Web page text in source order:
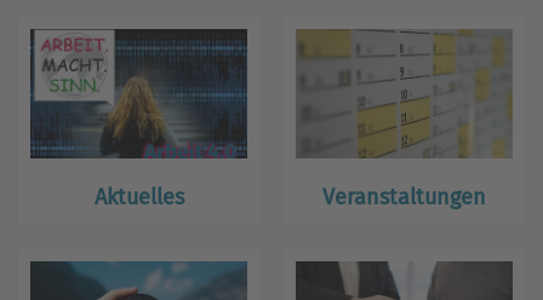
Aktuelles Veranstaltungen